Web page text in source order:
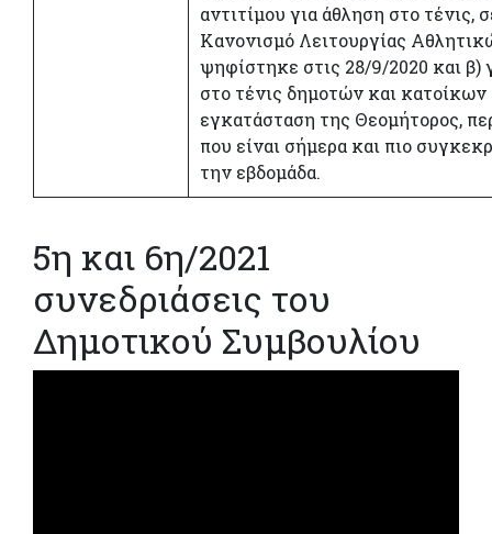
αντιτίμου για άθληση στο τένις,
Κανονισμό Λειτουργίας
ψηφίστηκε στις 28/9/2020 και β)
στο τένις δημοτών και
εγκατάσταση της Θεομήτορος,
που είναι σήμερα και πιο
την εβδομάδα.
5η και 6η/2021
συνεδριάσεις του
Δημοτικού Συμβουλίου